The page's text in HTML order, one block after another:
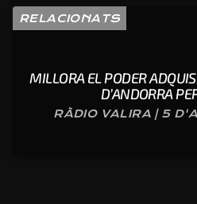
RELACIONATS
MILLORA EL PODER
D’ANDORRA
RÀDIO VALIRA | 5